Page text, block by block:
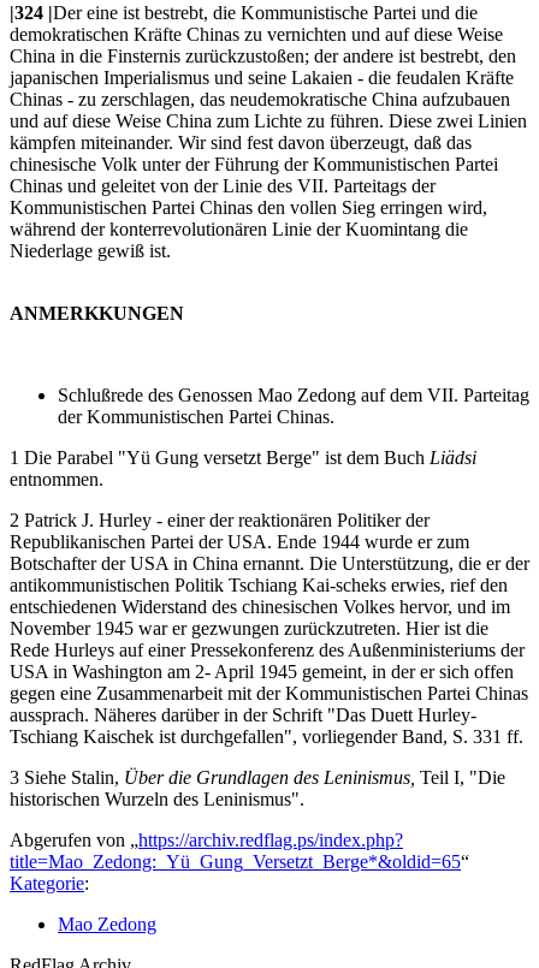
|324 |Der eine ist bestrebt, die Kommunistische Partei und die
demokratischen Kräfte Chinas zu vernichten und auf diese Weise
China in die Finsternis zurückzustoßen; der andere ist bestrebt, den
japanischen Imperialismus und seine Lakaien - die feudalen Kräfte
Chinas - zu zerschlagen, das neudemokratische China aufzubauen
und auf diese Weise China zum Lichte zu führen. Diese zwei Linien
kämpfen miteinander. Wir sind fest davon überzeugt, daß das
chinesische Volk unter der Führung der Kommunistischen Partei
Chinas und geleitet von der Linie des VII. Parteitags der
Kommunistischen Partei Chinas den vollen Sieg erringen wird,
während der konterrevolutionären Linie der Kuomintang die
Niederlage gewiß ist.
ANMERKKUNGEN
Schlußrede des Genossen Mao Zedong auf dem VII. Parteitag
der Kommunistischen Partei Chinas.
1 Die Parabel "Yü Gung versetzt Berge" ist dem Buch Liädsi
entnommen.
2 Patrick J. Hurley - einer der reaktionären Politiker der
Republikanischen Partei der USA. Ende 1944 wurde er zum
Botschafter der USA in China ernannt. Die Unterstützung, die er der
antikommunistischen Politik Tschiang Kai-scheks erwies, rief den
entschiedenen Widerstand des chinesischen Volkes hervor, und im
November 1945 war er gezwungen zurückzutreten. Hier ist die
Rede Hurleys auf einer Pressekonferenz des Außenministeriums der
USA in Washington am 2- April 1945 gemeint, in der er sich offen
gegen eine Zusammenarbeit mit der Kommunistischen Partei Chinas
aussprach. Näheres darüber in der Schrift "Das Duett Hurley-
Tschiang Kaischek ist durchgefallen", vorliegender Band, S. 331 ff.
3 Siehe Stalin, Über die Grundlagen des Leninismus, Teil I, "Die
historischen Wurzeln des Leninismus".
Abgerufen von „https://archiv.redflag.ps/index.php?
title=Mao_Zedong:_Yü_Gung_Versetzt_Berge*&oldid=65“
Kategorie:
Mao Zedong